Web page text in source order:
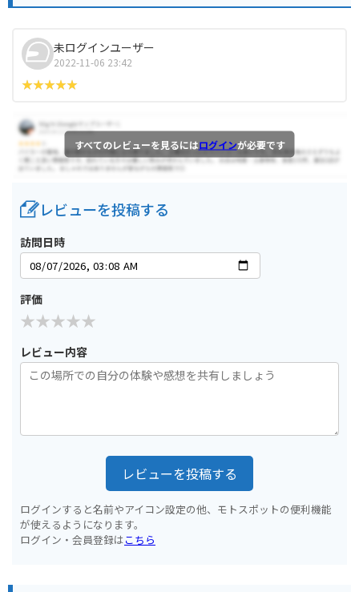
未ログインユーザー
2022-11-06 23:42
すべてのレビューを見るにはログインが必要です
レビューを投稿する
訪問日時
評価
レビュー内容
レビューを投稿する
ログインすると名前やアイコン設定の他、モトスポットの便利機能
が使えるようになります。
ログイン・会員登録はこちら